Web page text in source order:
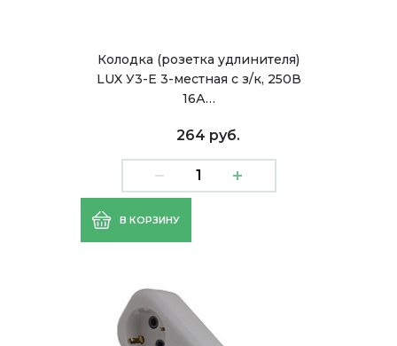
Колодка (розетка удлинителя)
LUX У3-Е 3-местная с з/к, 250В
16А…
264 руб.
В КОРЗИНУ